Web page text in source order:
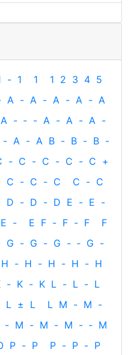
- 1 1 1 2 3 4 5
A - A - A - A - A
A - ‐ - A - A - A -
- A - A B - B - B -
- C - C - C - C +
C - C - C C - C
D - D - D E - E -
E - E F - F - F
F
G - G - G - ‐ G -
H - H - H - H - H
- K - K L - L - L
L ± L L M - M -
- M - M - M - ‐ M
P - P P - P - P